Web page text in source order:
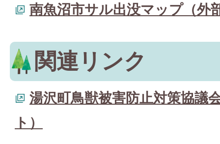
南魚沼市サル出没マップ（外
関連リンク
湯沢町鳥獣被害防止対策協議
ト）